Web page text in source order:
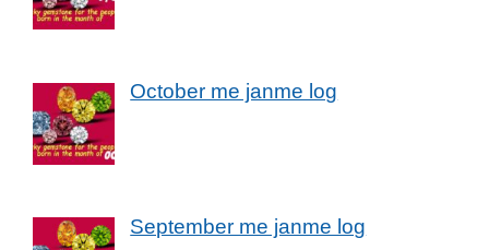
October me janme log
September me janme log